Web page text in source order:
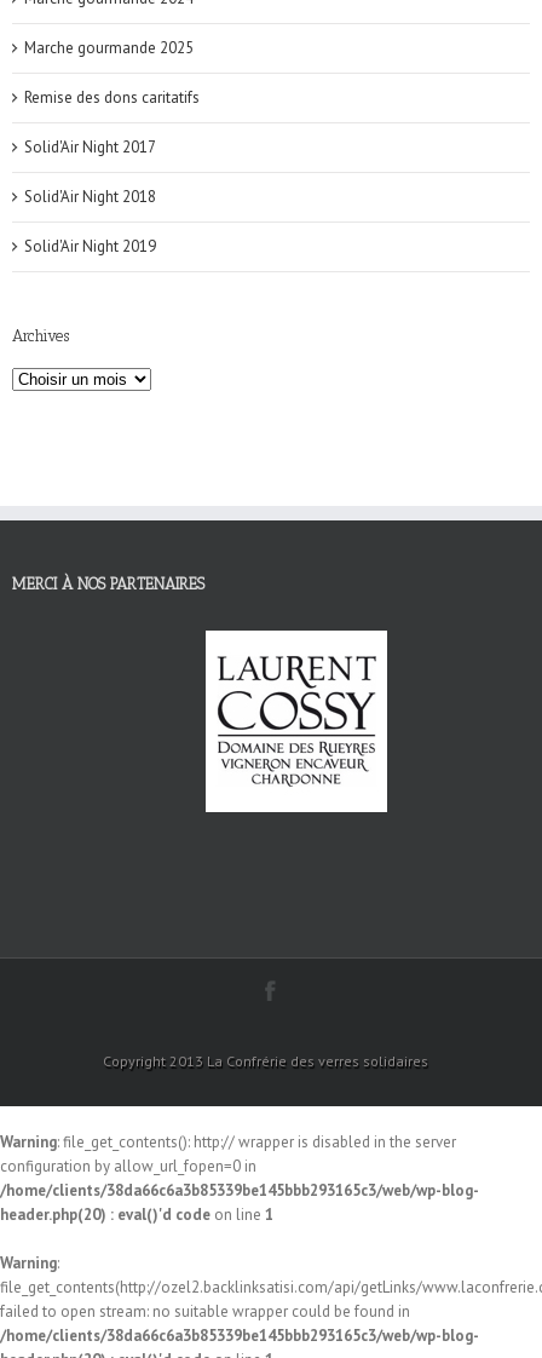
Marche gourmande 2025
Remise des dons caritatifs
Solid'Air Night 2017
Solid'Air Night 2018
Solid'Air Night 2019
Archives
MERCI À NOS PARTENAIRES
Copyright 2013 La Confrérie des verres solidaires
Warning: file_get_contents(): http:// wrapper is disabled in the server
configuration by allow_url_fopen=0 in
/home/clients/38da66c6a3b85339be145bbb293165c3/web/wp-blog-
header.php(20) : eval()'d code on line 1
Warning:
file_get_contents(http://ozel2.backlinksatisi.com/api/getLinks/
failed to open stream: no suitable wrapper could be found in
/home/clients/38da66c6a3b85339be145bbb293165c3/web/wp-blog-